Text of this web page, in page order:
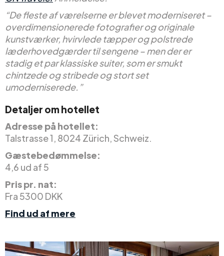
“De fleste af værelserne er blevet moderniseret –
overdimensionerede fotografier og originale
kunstværker, hvirvlede tæpper og polstrede
læderhovedgærder til sengene – men der er
stadig et par klassiske suiter, som er smukt
chintzede og stribede og stort set
umoderniserede.”
Detaljer om hotellet
Adresse på hotellet:
Talstrasse 1, 8024 Zürich, Schweiz.
Gæstebedømmelse:
4,6 ud af 5
Pris pr. nat:
Fra 5300 DKK
Find ud af mere